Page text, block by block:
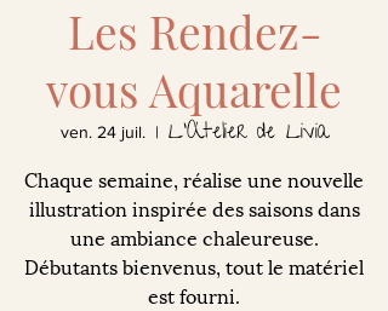
Les Rendez-
vous Aquarelle
ven. 24 juil.
  |
L'Atelier de Livia
Chaque semaine, réalise une nouvelle
illustration inspirée des saisons dans
une ambiance chaleureuse.
Débutants bienvenus, tout le matériel
est fourni.